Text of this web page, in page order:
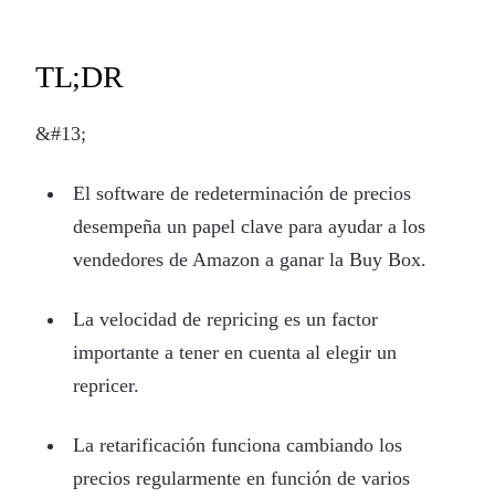
TL;DR
&#13;
El software de redeterminación de precios
desempeña un papel clave para ayudar a los
vendedores de Amazon a ganar la Buy Box.
La velocidad de repricing es un factor
importante a tener en cuenta al elegir un
repricer.
La retarificación funciona cambiando los
precios regularmente en función de varios